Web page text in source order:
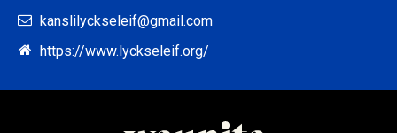
kanslilyckseleif@gmail.com
https://www.lyckseleif.org/